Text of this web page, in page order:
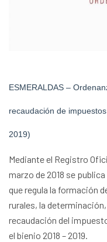
ESMERALDAS –
recaudación de
2019)
Mediante el Registro
marzo de 2018 se
que regula la formación
rurales, la
recaudación del
el bienio 2018 – 2019.